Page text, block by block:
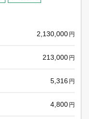
2,130,000 円
213,000 円
5,316 円
4,800 円